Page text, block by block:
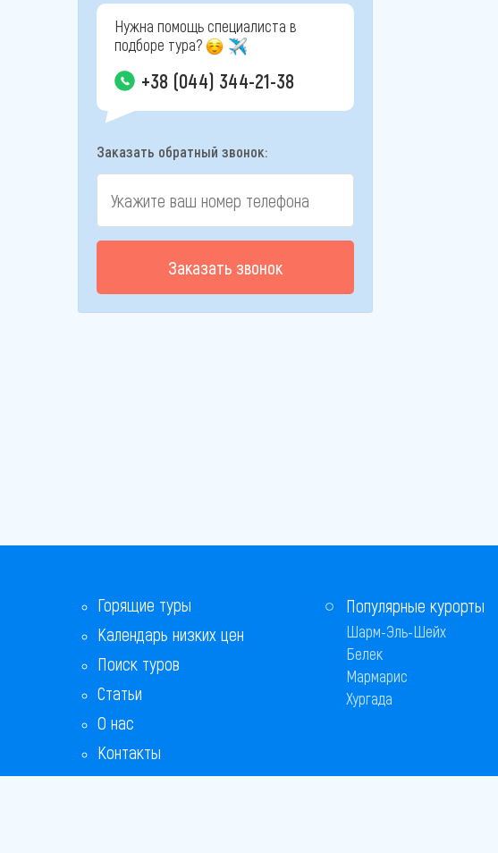
Нужна помощь специалиста в
подборе тура?
+38 (044) 344-21-38
Заказать обратный звонок:
Заказать звонок
Горящие туры
Календарь низких цен
Поиск туров
Статьи
О нас
Контакты
Бонусная программа
Популярные курорты
Шарм-Эль-Шейх
Белек
Мармарис
Хургада